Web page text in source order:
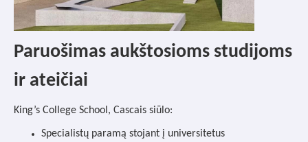
Paruošimas aukštosioms studijoms
ir ateičiai
King’s College School, Cascais siūlo:
Specialistų paramą stojant į universitetus